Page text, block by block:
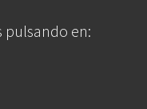
pulsando en: